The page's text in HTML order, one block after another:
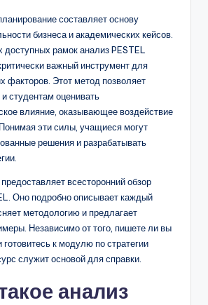
составляет основу
бизнеса и академических кейсов.
рамок анализ PESTEL
важный инструмент для
факторов. Этот метод позволяет
студентам оценивать
влияние, оказывающее воздействие
эти силы, учащиеся могут
решения и разрабатывать
всесторонний обзор
Оно подробно описывает каждый
методологию и предлагает
Независимо от того, пишете ли вы
к модулю по стратегии
служит основой для справки.
анализ